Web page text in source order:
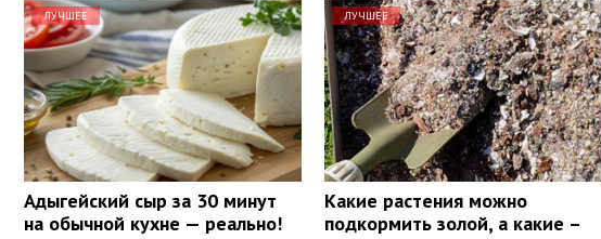
ЛУЧШЕЕ
Адыгейский сыр за 30 минут
на обычной кухне — реально!
ЛУЧШЕЕ
Какие растения можно
подкормить золой, а какие –